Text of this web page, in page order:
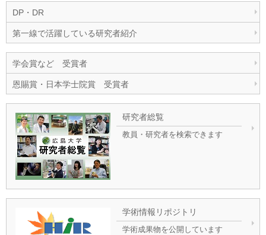
DP・DR
第一線で活躍している研究者紹介
学会賞など 受賞者
恩賜賞・日本学士院賞 受賞者
研究者総覧
教員・研究者を検索できます
学術情報リポジトリ
学術成果物を公開しています